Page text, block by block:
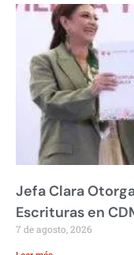
Jefa Clara
Escrituras en
7 de agosto, 2026